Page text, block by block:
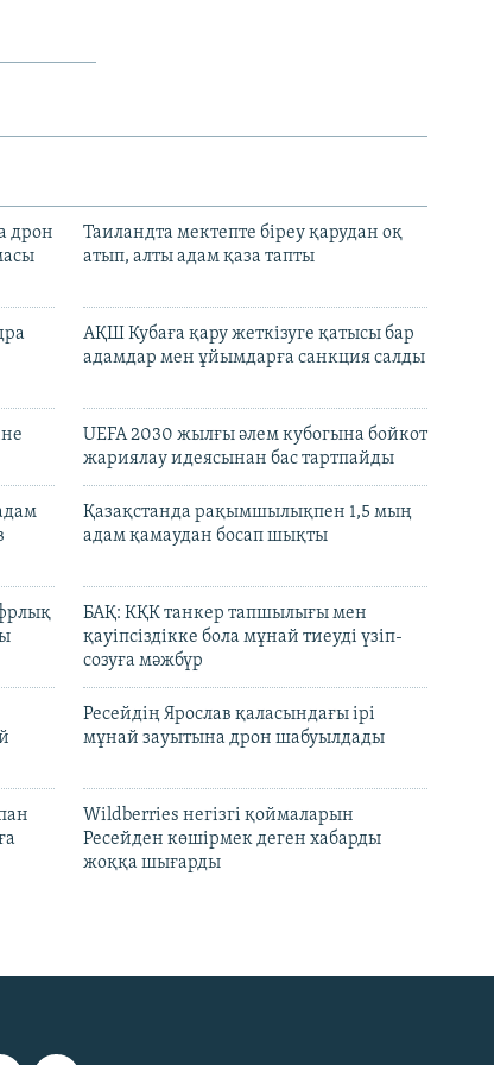
дрон
Таиландта мектепте біреу қарудан оқ
атып, алты адам қаза тапты
АҚШ Кубаға қару жеткізуге қатысы бар
адамдар мен ұйымдарға санкция салды
UEFA 2030 жылғы әлем кубогына бойкот
жариялау идеясынан бас тартпайды
Қазақстанда рақымшылықпен 1,5 мың
адам қамаудан босап шықты
БАҚ: КҚК танкер тапшылығы мен
қауіпсіздікке бола мұнай тиеуді үзіп-
созуға мәжбүр
Ресейдің Ярослав қаласындағы ірі
мұнай зауытына дрон шабуылдады
Wildberries негізгі қоймаларын
Ресейден көшірмек деген хабарды
жоққа шығарды